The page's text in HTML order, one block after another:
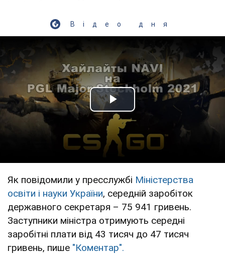
Відео дня
Play Video
Як повідомили у пресслужбі Міністерства
освіти і науки України, середній заробіток
державного секретаря – 75 941 гривень.
Заступники міністра отримують середні
заробітні плати від 43 тисяч до 47 тисяч
гривень, пише "Коментар".